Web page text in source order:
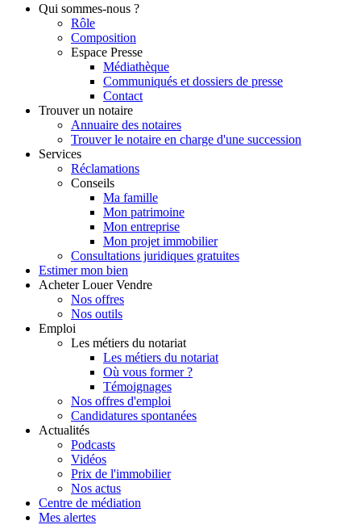
Qui sommes-nous ?
Rôle
Composition
Espace Presse
Médiathèque
Communiqués et dossiers de presse
Contact
Trouver un notaire
Annuaire des notaires
Trouver le notaire en charge d'une succession
Services
Réclamations
Conseils
Ma famille
Mon patrimoine
Mon entreprise
Mon projet immobilier
Consultations juridiques gratuites
Estimer mon bien
Acheter Louer Vendre
Nos offres
Nos outils
Emploi
Les métiers du notariat
Les métiers du notariat
Où vous former ?
Témoignages
Nos offres d'emploi
Candidatures spontanées
Actualités
Podcasts
Vidéos
Prix de l'immobilier
Nos actus
Centre de médiation
Mes alertes